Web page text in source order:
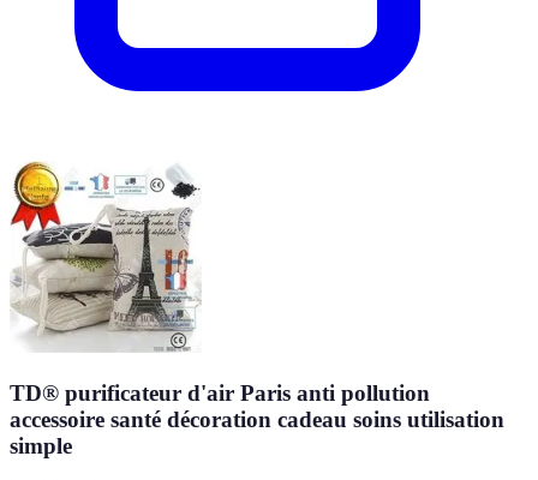
TD® purificateur d'air Paris anti pollution
accessoire santé décoration cadeau soins utilisation
simple